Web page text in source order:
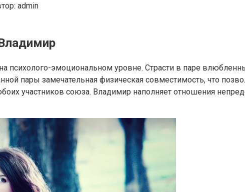
admin
психолого-эмоциональном уровне. Страсти в паре
пары замечательная физическая совместимость, что
участников союза. Владимир наполняет отношения